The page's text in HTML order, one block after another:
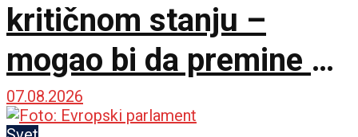
kritičnom stanju –
mogao bi da premine u
svakom trenutku
07.08.2026